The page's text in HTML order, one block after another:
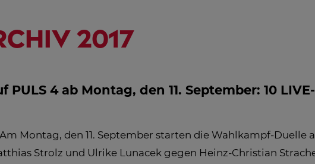
2017
PULS 4 ab Montag, den 11. September: 10
Am Montag, den 11. September starten die Wahlkampf-Duelle
Strolz und Ulrike Lunacek gegen Heinz-Christian